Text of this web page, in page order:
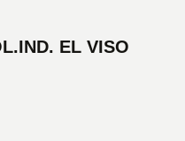
EL VISO